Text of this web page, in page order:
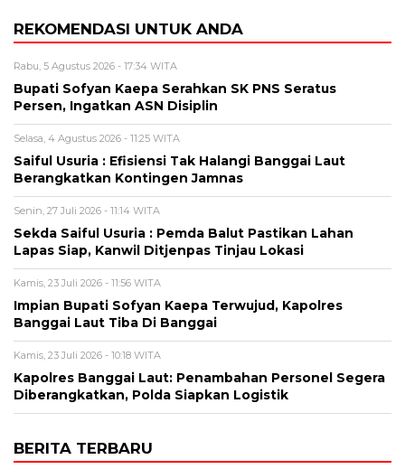
REKOMENDASI UNTUK ANDA
Rabu, 5 Agustus 2026 - 17:34 WITA
Bupati Sofyan Kaepa Serahkan SK PNS Seratus
Persen, Ingatkan ASN Disiplin
Selasa, 4 Agustus 2026 - 11:25 WITA
Saiful Usuria : Efisiensi Tak Halangi Banggai Laut
Berangkatkan Kontingen Jamnas
Senin, 27 Juli 2026 - 11:14 WITA
Sekda Saiful Usuria : Pemda Balut Pastikan Lahan
Lapas Siap, Kanwil Ditjenpas Tinjau Lokasi
Kamis, 23 Juli 2026 - 11:56 WITA
Impian Bupati Sofyan Kaepa Terwujud, Kapolres
Banggai Laut Tiba Di Banggai
Kamis, 23 Juli 2026 - 10:18 WITA
Kapolres Banggai Laut: Penambahan Personel Segera
Diberangkatkan, Polda Siapkan Logistik
BERITA TERBARU